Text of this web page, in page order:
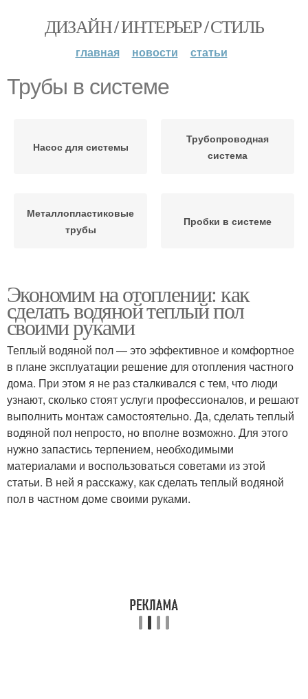
ДИЗАЙН / ИНТЕРЬЕР / СТИЛЬ
главная новости статьи
Трубы в системе
Насос для системы
Трубопроводная
система
Металлопластиковые
трубы
Пробки в системе
Экономим на отоплении: как
сделать водяной теплый пол
своими руками
Теплый водяной пол — это эффективное и комфортное
в плане эксплуатации решение для отопления частного
дома. При этом я не раз сталкивался с тем, что люди
узнают, сколько стоят услуги профессионалов, и решают
выполнить монтаж самостоятельно. Да, сделать теплый
водяной пол непросто, но вполне возможно. Для этого
нужно запастись терпением, необходимыми
материалами и воспользоваться советами из этой
статьи. В ней я расскажу, как сделать теплый водяной
пол в частном доме своими руками.